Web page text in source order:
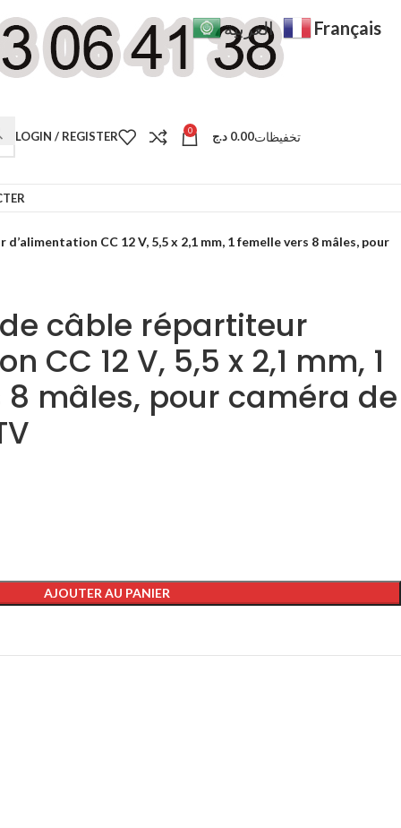
LOGIN / REGISTER 0 0.00 د.ج تخفيظات
CC 12 V, 5,5 x 2,1 mm, 1 femelle vers 8 mâles, pour
câble répartiteur
CC 12 V, 5,5 x 2,1 mm, 1
mâles, pour caméra de
AJOUTER AU PANIER
العربية Français